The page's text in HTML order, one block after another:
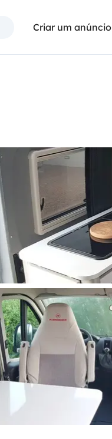
Criar um anúncio